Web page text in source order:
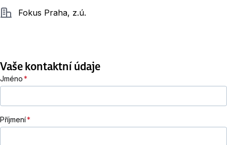
SpolečnostFokus Praha, z.ú.
Vaše kontaktní údaje
Jméno
Příjmení